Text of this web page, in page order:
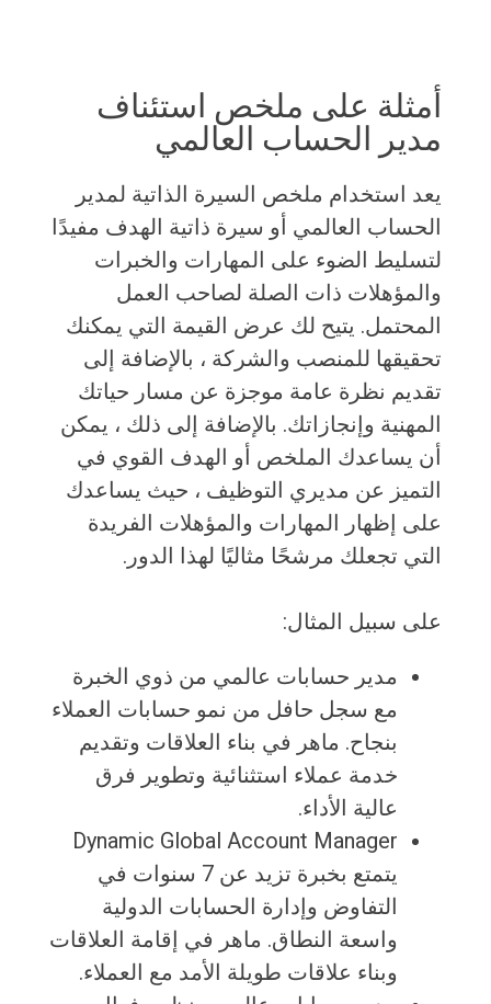
أمثلة على ملخص استئناف
مدير الحساب العالمي
يعد استخدام ملخص السيرة الذاتية لمدير
الحساب العالمي أو سيرة ذاتية الهدف مفيدًا
لتسليط الضوء على المهارات والخبرات
والمؤهلات ذات الصلة لصاحب العمل
المحتمل. يتيح لك عرض القيمة التي يمكنك
تحقيقها للمنصب والشركة ، بالإضافة إلى
تقديم نظرة عامة موجزة عن مسار حياتك
المهنية وإنجازاتك. بالإضافة إلى ذلك ، يمكن
أن يساعدك الملخص أو الهدف القوي في
التميز عن مديري التوظيف ، حيث يساعدك
على إظهار المهارات والمؤهلات الفريدة
التي تجعلك مرشحًا مثاليًا لهذا الدور.
على سبيل المثال:
مدير حسابات عالمي من ذوي الخبرة
مع سجل حافل من نمو حسابات العملاء
بنجاح. ماهر في بناء العلاقات وتقديم
خدمة عملاء استثنائية وتطوير فرق
عالية الأداء.
Dynamic Global Account Manager
يتمتع بخبرة تزيد عن 7 سنوات في
التفاوض وإدارة الحسابات الدولية
واسعة النطاق. ماهر في إقامة العلاقات
وبناء علاقات طويلة الأمد مع العملاء.